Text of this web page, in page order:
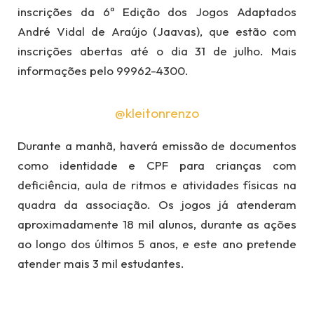
inscrições da 6ª Edição dos Jogos Adaptados
André Vidal de Araújo (Jaavas), que estão com
inscrições abertas até o dia 31 de julho. Mais
informações pelo 99962-4300.
@kleitonrenzo
Durante a manhã, haverá emissão de documentos
como identidade e CPF para crianças com
deficiência, aula de ritmos e atividades físicas na
quadra da associação. Os jogos já atenderam
aproximadamente 18 mil alunos, durante as ações
ao longo dos últimos 5 anos, e este ano pretende
atender mais 3 mil estudantes.